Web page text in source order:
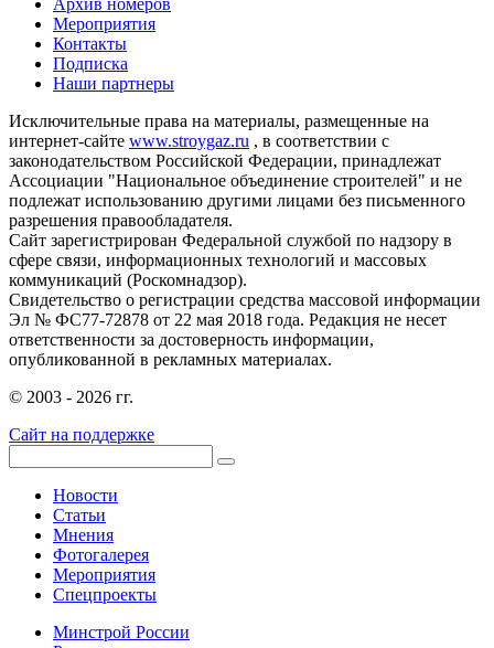
Архив номеров
Мероприятия
Контакты
Подписка
Наши партнеры
Исключительные права на материалы, размещенные на
интернет-сайте www.stroygaz.ru , в соответствии с
законодательством Российской Федерации, принадлежат
Ассоциации "Национальное объединение строителей" и не
подлежат использованию другими лицами без письменного
разрешения правообладателя.
Сайт зарегистрирован Федеральной службой по надзору в
сфере связи, информационных технологий и массовых
коммуникаций (Роскомнадзор).
Свидетельство о регистрации средства массовой информации
Эл № ФС77-72878 от 22 мая 2018 года. Редакция не несет
ответственности за достоверность информации,
опубликованной в рекламных материалах.
© 2003 - 2026 гг.
Сайт на поддержке
Новости
Статьи
Мнения
Фотогалерея
Мероприятия
Спецпроекты
Минстрой России